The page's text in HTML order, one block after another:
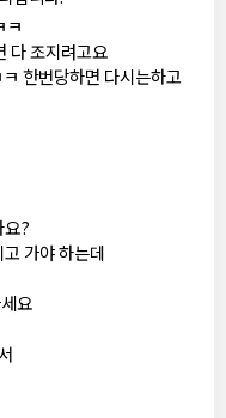
ㅋ
다 조지려고요
한번당하면 다시는하고
요?
가야 하는데
요